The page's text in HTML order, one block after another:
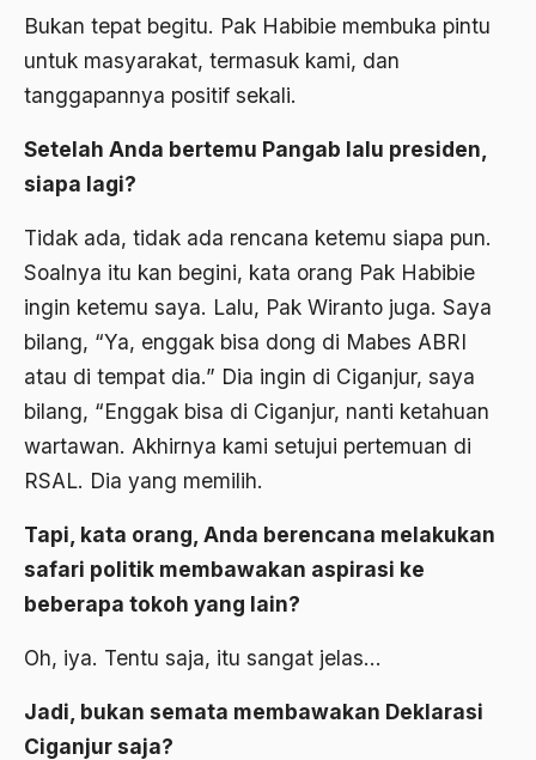
Bukan tepat begitu. Pak Habibie membuka pintu
untuk masyarakat, termasuk kami, dan
tanggapannya positif sekali.
Setelah Anda bertemu Pangab lalu presiden,
siapa lagi?
Tidak ada, tidak ada rencana ketemu siapa pun.
Soalnya itu kan begini, kata orang Pak Habibie
ingin ketemu saya. Lalu, Pak Wiranto juga. Saya
bilang, “Ya, enggak bisa dong di Mabes ABRI
atau di tempat dia.” Dia ingin di Ciganjur, saya
bilang, “Enggak bisa di Ciganjur, nanti ketahuan
wartawan. Akhirnya kami setujui pertemuan di
RSAL. Dia yang memilih.
Tapi, kata orang, Anda berencana melakukan
safari politik membawakan aspirasi ke
beberapa tokoh yang lain?
Oh, iya. Tentu saja, itu sangat jelas…
Jadi, bukan semata membawakan Deklarasi
Ciganjur saja?
Al-Ikhwanul Muslimin
al-Khalil Ibnu Ahmad al-Farahidi
Al-Maududi
Al-qua'an dan Hadist
al-quran
Alexander Solzhenitsyin
Ali Khomeini
Ali Murtopo
Ali Shariati
Ali Sidikin
Aliran AHmadiyah
Aliran Kepercayaan
ALmanak